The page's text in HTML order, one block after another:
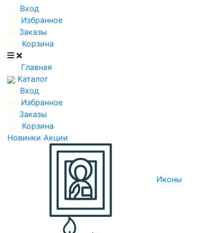
Вход
Избранное
Заказы
Корзина
Главная
Каталог
Вход
Избранное
Заказы
Корзина
Новинки Акции
Иконы